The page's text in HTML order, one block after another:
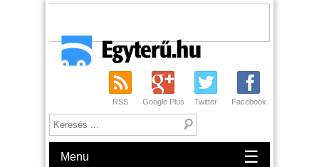
RSS Google Plus Twitter Facebook
Menu ☰